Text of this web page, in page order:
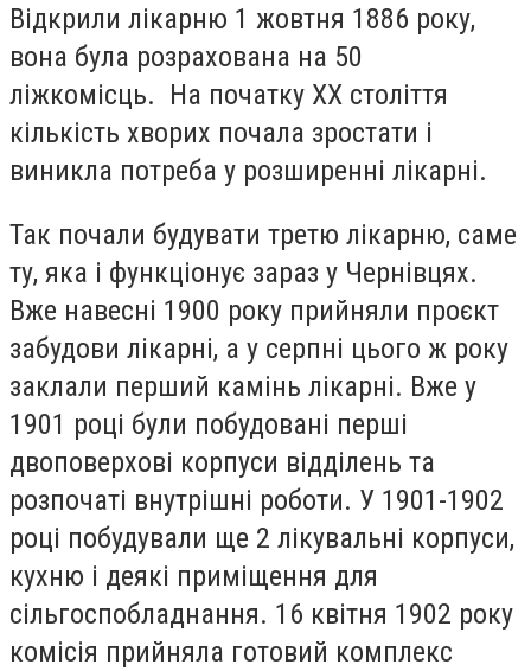
Відкрили лікарню 1 жовтня 1886 року,
вона була розрахована на 50
ліжкомісць. На початку ХХ століття
кількість хворих почала зростати і
виникла потреба у розширенні лікарні.
Так почали будувати третю лікарню, саме
ту, яка і функціонує зараз у Чернівцях.
Вже навесні 1900 року прийняли проєкт
забудови лікарні, а у серпні цього ж року
заклали перший камінь лікарні. Вже у
1901 році були побудовані перші
двоповерхові корпуси відділень та
розпочаті внутрішні роботи. У 1901-1902
році побудували ще 2 лікувальні корпуси,
кухню і деякі приміщення для
сільгоспобладнання. 16 квітня 1902 року
комісія прийняла готовий комплекс